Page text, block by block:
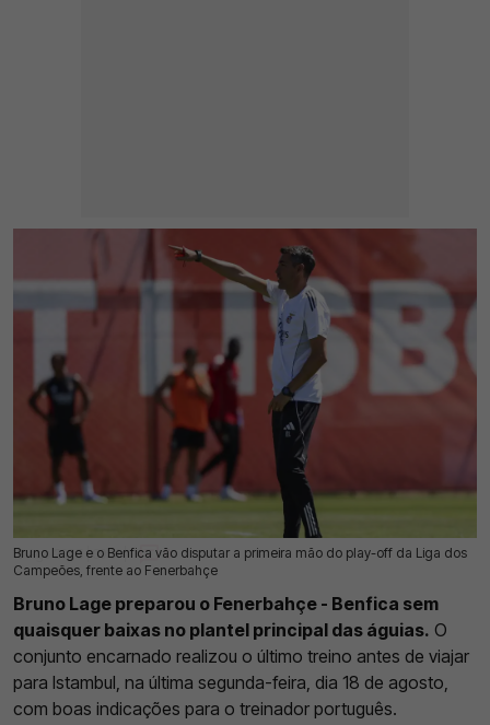
Bruno Lage e o Benfica vão disputar a primeira mão do play-off da Liga dos
Campeões, frente ao Fenerbahçe
19 Ago 2025 | 09:01 | 0
Bruno Lage preparou o Fenerbahçe - Benfica sem
quaisquer baixas no plantel principal das águias. O
conjunto encarnado realizou o último treino antes de viajar
para Istambul, na última segunda-feira, dia 18 de agosto,
com boas indicações para o treinador português.